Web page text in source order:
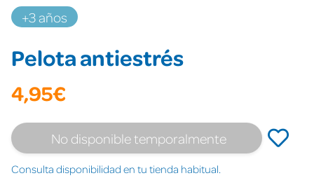
+3 años
Pelota antiestrés
4,95€
No disponible temporalmente
Consulta disponibilidad en tu tienda habitual.